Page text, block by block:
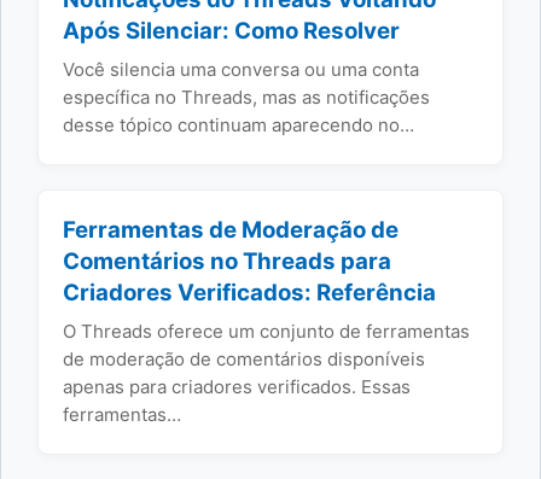
Após Silenciar: Como Resolver
Você silencia uma conversa ou uma conta
específica no Threads, mas as notificações
desse tópico continuam aparecendo no…
Ferramentas de Moderação de
Comentários no Threads para
Criadores Verificados: Referência
O Threads oferece um conjunto de ferramentas
de moderação de comentários disponíveis
apenas para criadores verificados. Essas
ferramentas…